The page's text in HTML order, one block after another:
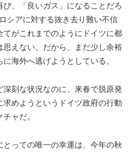
び、「良いガス」になることだろ
シアに対する抜き去り難い不信
てがこれまでのようにドイツに都
思えない。だから、まだ少し余裕
海外へ逃げようとしている。
深刻な状況なのに、来春で脱原発
求めようというドイツ政府の行動
ャだ。
とっての唯一の幸運は、今年の秋